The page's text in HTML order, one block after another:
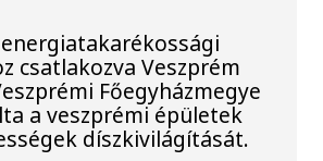
csatlakozva Veszprém
Főegyházmegye
a veszprémi épületek
díszkivilágítását.